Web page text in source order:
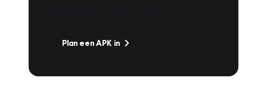
Plan een APK in